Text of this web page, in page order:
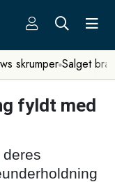
skrumper Salget
fyldt med